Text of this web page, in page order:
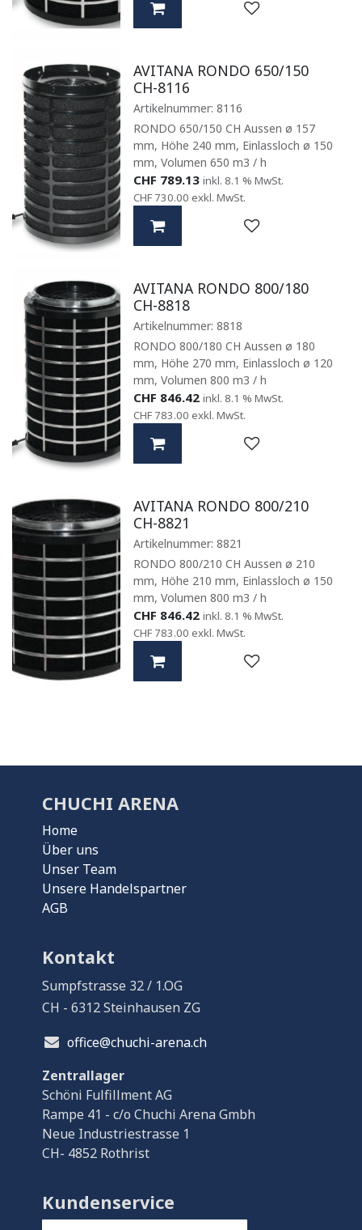
AVITANA RONDO 650/150
CH-8116
Artikelnummer:8116
RONDO 650/150 CH Aussen ø 157
mm, Höhe 240 mm, Einlassloch ø 150
mm, Volumen 650 m3 / h
CHF 789.13 inkl. 8.1 % MwSt.
CHF 730.00 exkl. MwSt.
AVITANA RONDO 800/180
CH-8818
Artikelnummer:8818
RONDO 800/180 CH Aussen ø 180
mm, Höhe 270 mm, Einlassloch ø 120
mm, Volumen 800 m3 / h
CHF 846.42 inkl. 8.1 % MwSt.
CHF 783.00 exkl. MwSt.
AVITANA RONDO 800/210
CH-8821
Artikelnummer:8821
RONDO 800/210 CH Aussen ø 210
mm, Höhe 210 mm, Einlassloch ø 150
mm, Volumen 800 m3 / h
CHF 846.42 inkl. 8.1 % MwSt.
CHF 783.00 exkl. MwSt.
CHUCHI ARENA
Home
Über uns
Unser Team
Unsere Handelspartner
AGB
Kontakt
Sumpfstrasse 32 / 1.OG
CH - 6312 Steinhausen ZG
office@chuchi-arena.ch
Zentrallager
Schöni Fulfillment AG
Rampe 41 - c/o Chuchi Arena Gmbh
Neue Industriestrasse 1
CH- 4852 Rothrist
Kundenservice